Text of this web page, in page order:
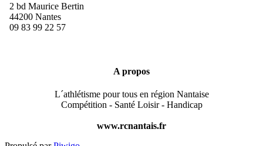
2 bd Maurice Bertin
44200 Nantes
09 83 99 22 57
A propos
L´athlétisme pour tous en région Nantaise
Compétition - Santé Loisir - Handicap
www.rcnantais.fr